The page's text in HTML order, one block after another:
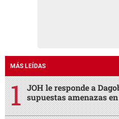
MÁS LEÍDAS
JOH le responde a
supuestas amenazas